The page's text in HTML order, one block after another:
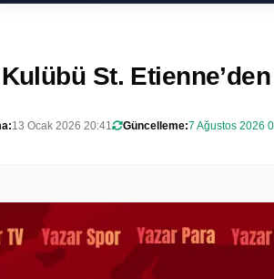
Kulübü St.
13 Ocak 2026 20:41 Güncelleme:7 Ağustos 2026